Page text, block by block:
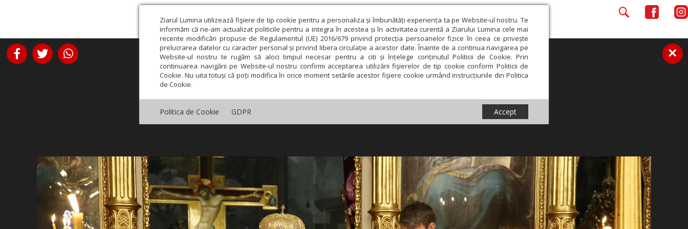
Ziarul Lumina utilizează fişiere de tip cookie pentru a personaliza și îmbunătăți experiența ta pe Website-ul nostru. Te
informăm că ne-am actualizat politicile pentru a integra în acestea și în activitatea curentă a Ziarului Lumina cele mai
recente modificări propuse de Regulamentul (UE) 2016/679 privind protecția persoanelor fizice în ceea ce privește
prelucrarea datelor cu caracter personal și privind libera circulație a acestor date. Înainte de a continua navigarea pe
Website-ul nostru te rugăm să aloci timpul necesar pentru a citi și înțelege conținutul Politicii de Cookie. Prin
continuarea navigării pe Website-ul nostru confirmi acceptarea utilizării fişierelor de tip cookie conform Politicii de
Cookie. Nu uita totuși că poți modifica în orice moment setările acestor fişiere cookie urmând instrucțiunile din Politica
de Cookie.
Politica de Cookie GDPR Accept
×